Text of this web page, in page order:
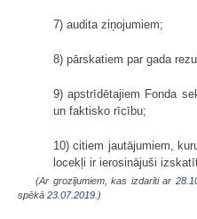
7) audita ziņojumiem;
8) pārskatiem par gada
9) apstrīdētajiem Fonda
un faktisko rīcību;
10) citiem jautājumiem,
locekļi ir ierosinājuši
(Ar grozījumiem, kas izdarīti ar
spēkā 23.07.2019. )